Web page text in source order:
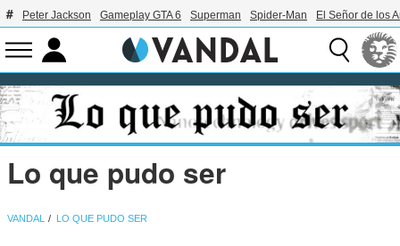
Peter Jackson Gameplay GTA 6 Superman Spider-Man El Señor de los
Lo que pudo ser
VANDAL LO QUE PUDO SER